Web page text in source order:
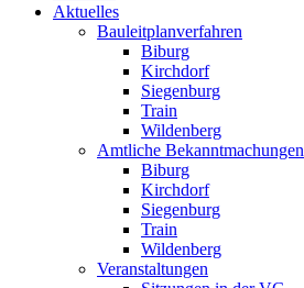
Aktuelles
Bauleitplanverfahren
Biburg
Kirchdorf
Siegenburg
Train
Wildenberg
Amtliche Bekanntmachungen
Biburg
Kirchdorf
Siegenburg
Train
Wildenberg
Veranstaltungen